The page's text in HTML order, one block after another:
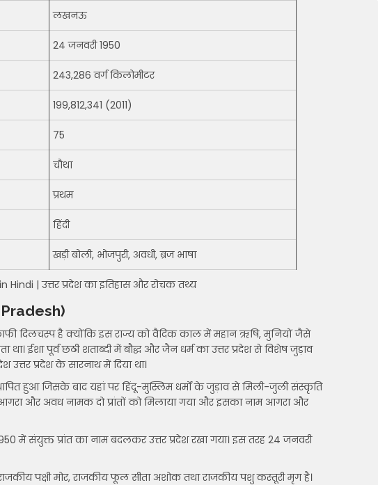
लखनऊ
24 जनवरी 1950
243,286 वर्ग किलोमीटर
199,812,341 (2011)
75
चौथा
प्रथम
हिंदी
खड़ी बोली, भोजपुरी, अवधी, ब्रज भाषा
| उत्तर प्रदेश का इतिहास और रोचक तथ्य
Pradesh)
काफी दिलचस्प है क्योंकि इस राज्य को वैदिक काल में महान ऋषि, मुनियों जैसे
था। ईशा पूर्व छठी शताब्दी में बौद्ध और जैन धर्म का उत्तर प्रदेश से विशेष जुड़ाव
प्रदेश के सारनाथ में दिया था।
हुआ जिसके बाद यहां पर हिंदू-मुस्लिम धर्मों के जुड़ाव से मिली-जुली संस्कृति
आगरा और अवध नामक दो प्रांतों को मिलाया गया और इसका नाम आगरा और
में संयुक्त प्रांत का नाम बदलकर उत्तर प्रदेश रखा गया। इस तरह 24 जनवरी
पक्षी मोर, राजकीय फूल सीता अशोक तथा राजकीय पशु कस्तूरी मृग है।